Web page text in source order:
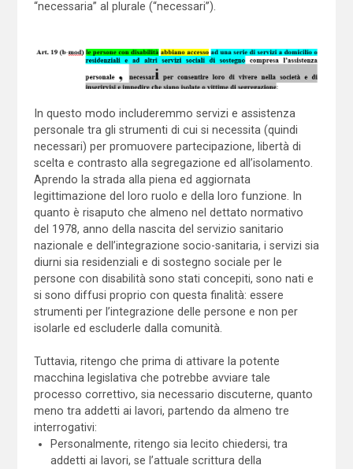
“necessaria” al plurale (“necessari”).
In questo modo includeremmo servizi e assistenza
personale tra gli strumenti di cui si necessita (quindi
necessari) per promuovere partecipazione, libertà di
scelta e contrasto alla segregazione ed all’isolamento.
Aprendo la strada alla piena ed aggiornata
legittimazione del loro ruolo e della loro funzione. In
quanto è risaputo che almeno nel dettato normativo
del 1978, anno della nascita del servizio sanitario
nazionale e dell’integrazione socio-sanitaria, i servizi sia
diurni sia residenziali e di sostegno sociale per le
persone con disabilità sono stati concepiti, sono nati e
si sono diffusi proprio con questa finalità: essere
strumenti per l’integrazione delle persone e non per
isolarle ed escluderle dalla comunità.
Tuttavia, ritengo che prima di attivare la potente
macchina legislativa che potrebbe avviare tale
processo correttivo, sia necessario discuterne, quanto
meno tra addetti ai lavori, partendo da almeno tre
interrogativi:
Personalmente, ritengo sia lecito chiedersi, tra
addetti ai lavori, se l’attuale scrittura della